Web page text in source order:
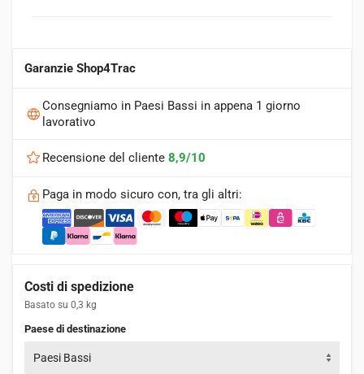
Garanzie Shop4Trac
Consegniamo in Paesi Bassi in appena 1 giorno
lavorativo
Recensione del cliente 8,9/10
Paga in modo sicuro con, tra gli altri:
Costi di spedizione
Basato su 0,3 kg
Paese di destinazione
Paesi Bassi